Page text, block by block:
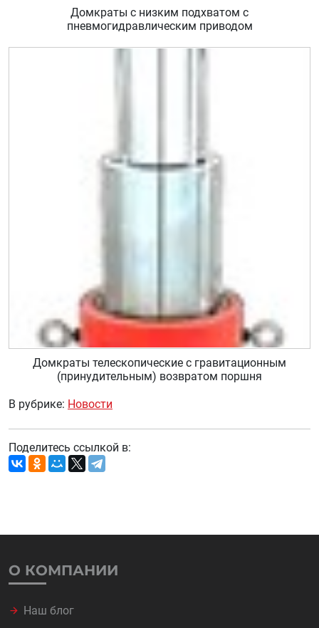
Домкраты с низким подхватом с
пневмогидравлическим приводом
Домкраты телескопические с гравитационным
(принудительным) возвратом поршня
В рубрике: Новости
Поделитесь ссылкой в:
О КОМПАНИИ
Наш блог